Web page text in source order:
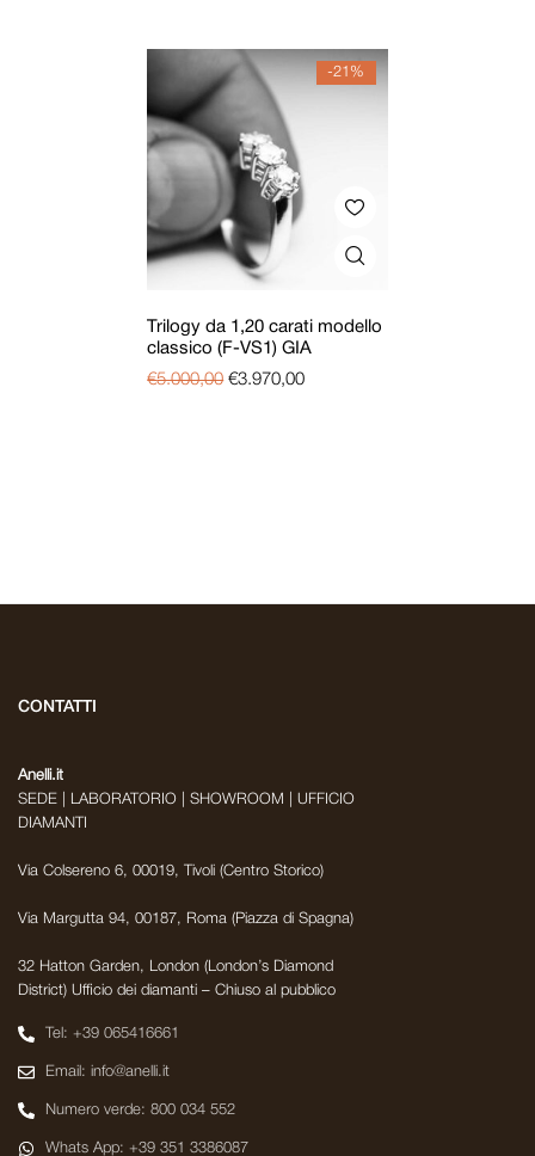
-21%
Trilogy da 1,20 carati modello
classico (F-VS1) GIA
€5.000,00 €3.970,00
CONTATTI
Anelli.it
SEDE | LABORATORIO | SHOWROOM | UFFICIO
DIAMANTI
Via Colsereno 6, 00019, Tivoli (Centro Storico)
Via Margutta 94, 00187, Roma (Piazza di Spagna)
32 Hatton Garden, London (London’s Diamond
District) Ufficio dei diamanti – Chiuso al pubblico
Tel: +39 065416661
Email: info@anelli.it
Numero verde: 800 034 552
Whats App: +39 351 3386087